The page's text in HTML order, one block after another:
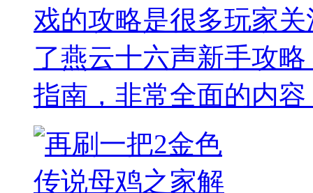
戏的攻略是很多玩家
了燕云十六声新手攻
指南，非常全面的内